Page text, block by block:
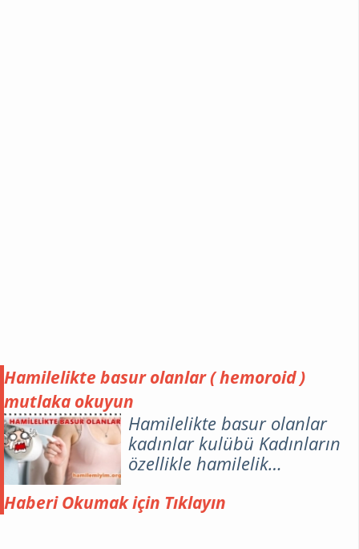
Hamilelikte basur olanlar ( hemoroid )
mutlaka okuyun
Hamilelikte basur olanlar
kadınlar kulübü Kadınların
özellikle hamilelik
basur ile ilgili bilmesi
Haberi Okumak için Tıklayın